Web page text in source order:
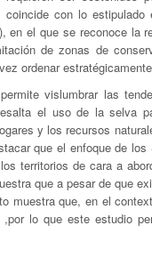
con lo
en el que se reconoce la
de zonas de
ordenar
vislumbrar las
el uso de la selva
y los recursos
que el enfoque de
territorios de cara a
que a pesar de que
muestra que, en el
lo que este estudio